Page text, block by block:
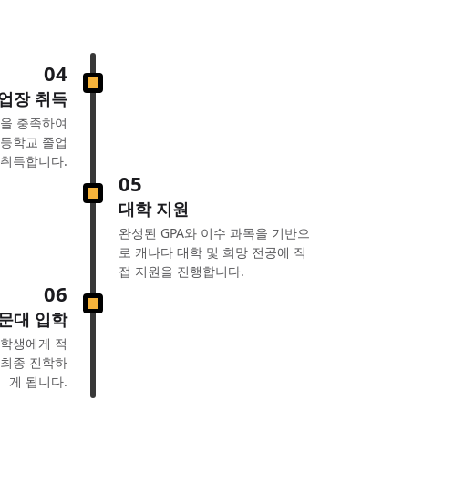
04
장 취득
충족하여
학교 졸업
득합니다.
05
대학 지원
완성된 GPA와 이수 과목을 기반으
로 캐나다 대학 및 희망 전공에 직
접 지원을 진행합니다.
06
대 입학
생에게 적
종 진학하
게 됩니다.